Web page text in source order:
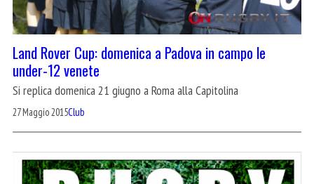
Land Rover Cup: domenica a Padova in campo le
under-12 venete
Si replica domenica 21 giugno a Roma alla Capitolina
27 Maggio 2015Club